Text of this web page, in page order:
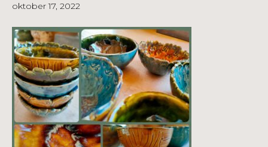
oktober 17, 2022